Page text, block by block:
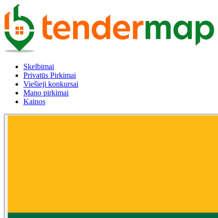
Skelbimai
Privatūs Pirkimai
Viešieji konkursai
Mano pirkimai
Kainos